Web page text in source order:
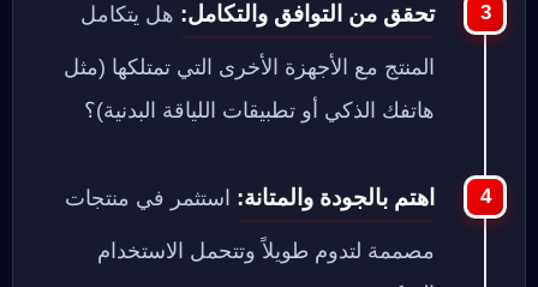
تحقق من التوافق والتكامل: هل يتكامل
المنتج مع الأجهزة الأخرى التي تمتلكها (مثل
هاتفك الذكي أو تطبيقات اللياقة البدنية)؟
اهتم بالجودة والمتانة: استثمر في منتجات
مصممة لتدوم طويلاً وتتحمل الاستخدام